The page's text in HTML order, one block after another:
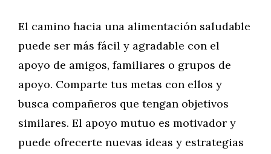
El camino hacia una alimentación saludable
puede ser más fácil y agradable con el
apoyo de amigos, familiares o grupos de
apoyo. Comparte tus metas con ellos y
busca compañeros que tengan objetivos
similares. El apoyo mutuo es motivador y
puede ofrecerte nuevas ideas y estrategias